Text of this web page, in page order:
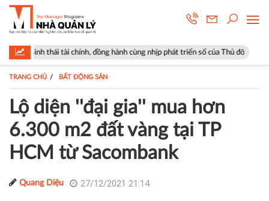
chính, đồng hành cùng nhịp phát triển số của Thủ đô Góp ý sửa
TRANG CHỦ BẤT ĐỘNG SẢN
Lộ diện ''đại gia'' mua hơn
6.300 m2 đất vàng tại TP
HCM từ Sacombank
Quang Diệu 27/12/2021 21:14